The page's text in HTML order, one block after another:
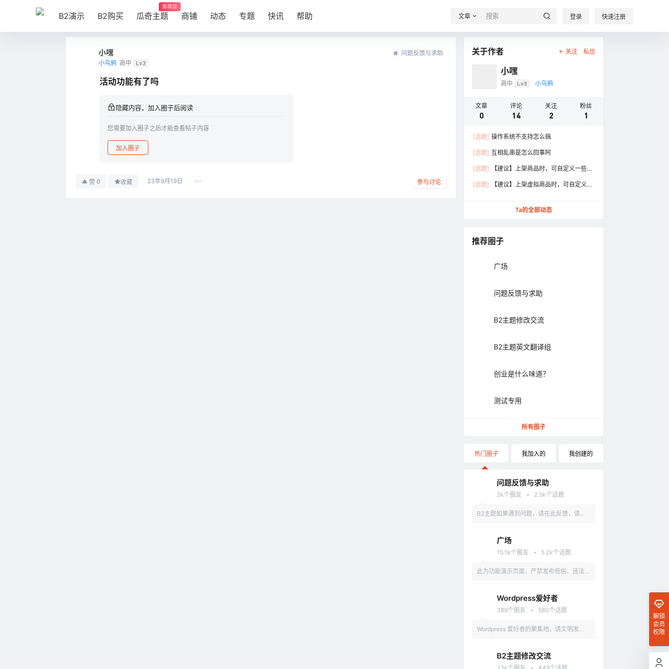
B2演示 B2购买 瓜奇主题
新项目
商铺 动态 专题 快讯 帮助 文章 登录 快速注册
小嘿
小乌鸦 高中 Lv3
问题反馈与求助
活动功能有了吗
隐藏内容，加入圈子后阅读
您需要加入圈子之后才能查看帖子内容
加入圈子
赞 0 收藏 23年9月19日 参与讨论
关于作者 关注 私信
小嘿
高中 Lv3 小乌鸦
文章
0
评论
14
关注
2
粉丝
1
[话题] 操作系统不支持怎么搞
[话题] 互相乱串是怎么回事阿
[话题]
【建议】上架商品时，可自定义一些属
[话题]
【建议】上架虚拟商品时，可自定义一
Ta的全部动态
推荐圈子
广场
问题反馈与求助
B2主题修改交流
B2主题英文翻译组
创业是什么味道？
测试专用
所有圈子
热门圈子 我加入的 我创建的
问题反馈与求助
2k个圈友 • 2.5k个话题
B2主题如果遇到问题，请在此反馈，请具
广场
15.1k个圈友 • 5.2k个话题
此为功能演示页面，严禁发布低俗、违法、
Wordpress爱好者
389个圈友 • 580个话题
Wordpress 爱好者的聚集地，请文明发
B2主题修改交流
解锁
会员
权限